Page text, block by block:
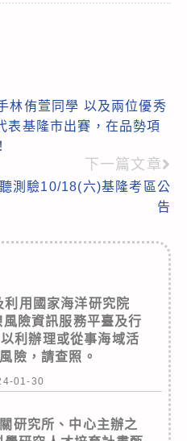
林侑萱同學 以及兩位優秀
表基隆市出賽，在品勢項
下一篇文章
測驗10/18(六)基隆考區公
告
利用國家海洋研究院
險資訊服務平臺及行
利辦理或從事海域活
險，請查照。
01-30
研究所、中心主辦之